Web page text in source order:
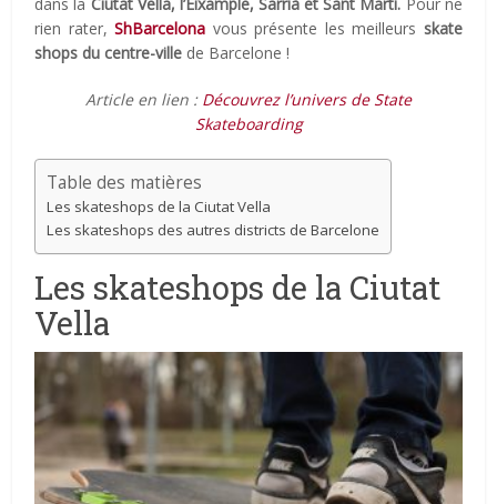
rien rater,ShBarcelona vous présente les meilleurs skate
shops du centre-ville de Barcelone !
Article en lien : Découvrez l’univers de State
Skateboarding
Table des matières
Les skateshops de la Ciutat Vella
Les skateshops des autres districts de Barcelone
Les skateshops de la Ciutat
Vella